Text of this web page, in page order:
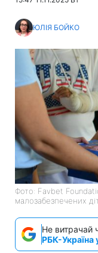
ЮЛІЯ БОЙКО
Фото: Favbet
малозабезпечених
Не витрачай
РБК-Україна